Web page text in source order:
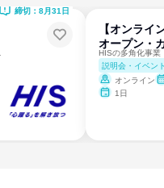
締切：8月31日
【オンライ
オープン・
説明会・イベン
オンライン
1日